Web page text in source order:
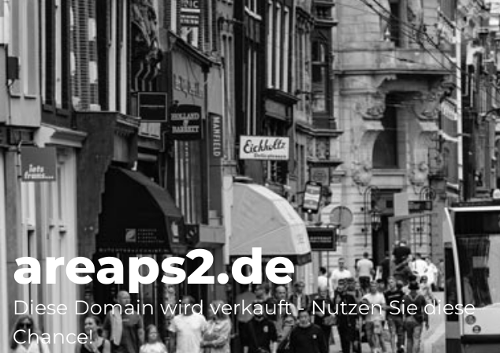
areaps2.de
Diese Domain wird verkauft - Nutzen Sie diese
Chance!